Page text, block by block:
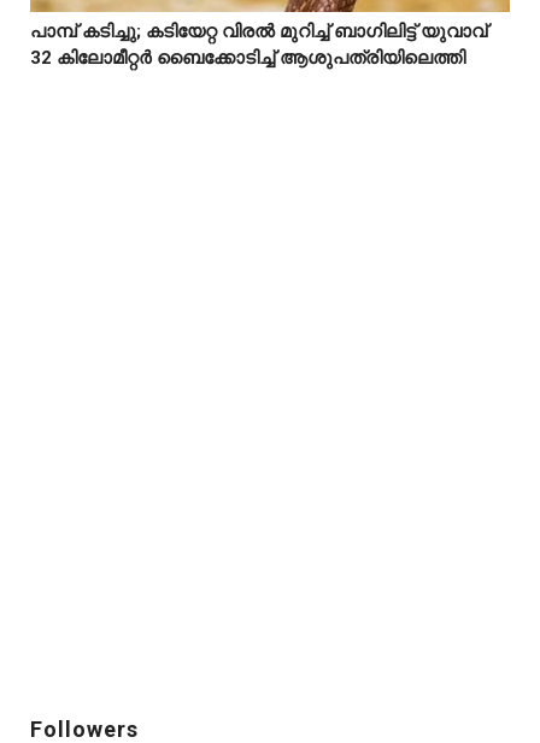
  
പാമ്പ് കടിച്ചു; കടിയേറ്റ വിരൽ മുറിച്ച് ബാഗിലിട്ട് യുവാവ്
32 കിലോമീറ്റർ ബൈക്കോടിച്ച് ആശുപത്രിയിലെത്തി
Followers